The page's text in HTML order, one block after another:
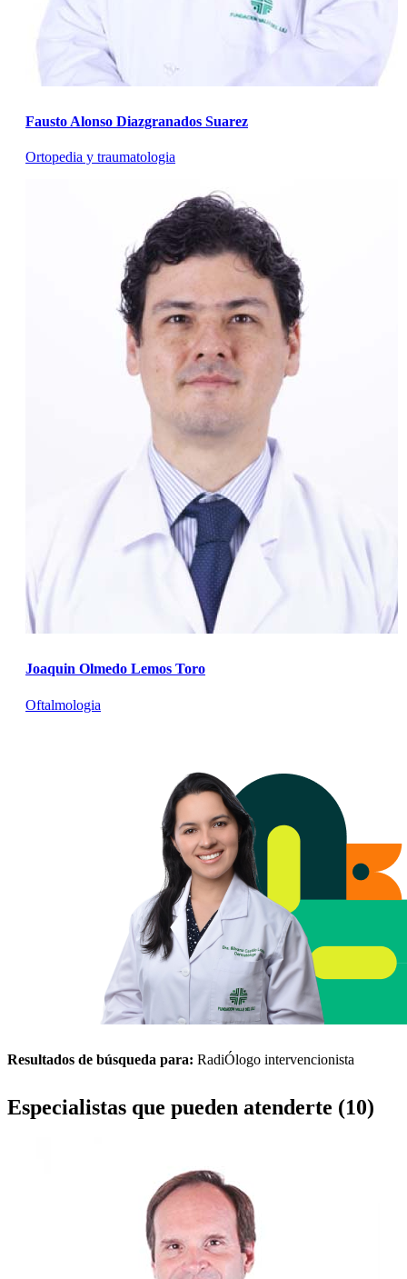
Fausto Alonso Diazgranados Suarez
Ortopedia y traumatologia
Joaquin Olmedo Lemos Toro
Oftalmologia
Resultados de búsqueda para: RadiÓlogo intervencionista
Especialistas que pueden atenderte (10)